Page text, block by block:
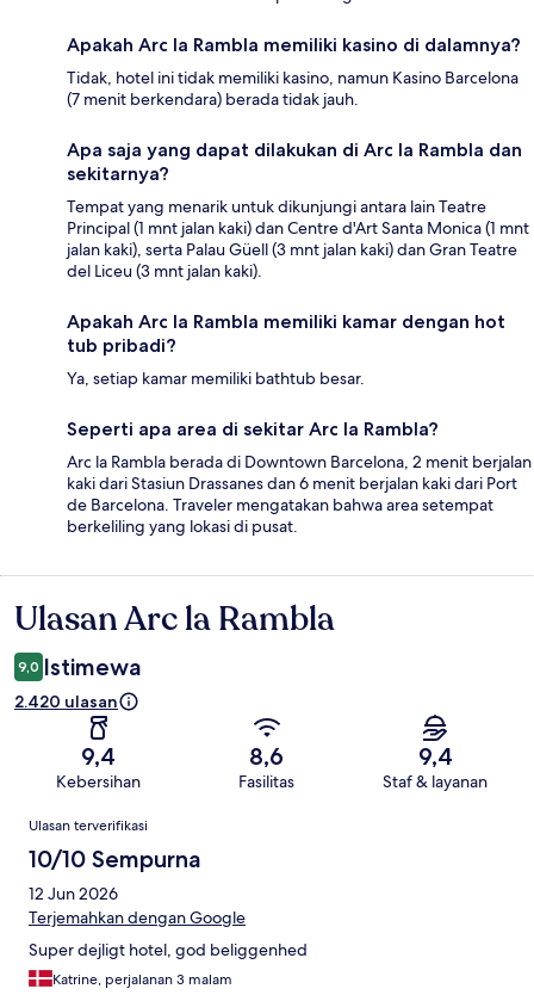
Apakah Arc la Rambla memiliki kasino di dalamnya?
Tidak, hotel ini tidak memiliki kasino, namun Kasino Barcelona
(7 menit berkendara) berada tidak jauh.
Apa saja yang dapat dilakukan di Arc la Rambla dan
sekitarnya?
Tempat yang menarik untuk dikunjungi antara lain Teatre
Principal (1 mnt jalan kaki) dan Centre d'Art Santa Monica (1 mnt
jalan kaki), serta Palau Güell (3 mnt jalan kaki) dan Gran Teatre
del Liceu (3 mnt jalan kaki).
Apakah Arc la Rambla memiliki kamar dengan hot
tub pribadi?
Ya, setiap kamar memiliki bathtub besar.
Seperti apa area di sekitar Arc la Rambla?
Arc la Rambla berada di Downtown Barcelona, 2 menit berjalan
kaki dari Stasiun Drassanes dan 6 menit berjalan kaki dari Port
de Barcelona. Traveler mengatakan bahwa area setempat
berkeliling yang lokasi di pusat.
Ulasan
Ulasan Arc la Rambla
9,0 Istimewa
2.420 ulasan
9,4
Kebersihan
8,6
Fasilitas
9,4
Staf & layanan
Ulasan
Ulasan terverifikasi
10/10 Sempurna
12 Jun 2026
Terjemahkan dengan Google
Super dejligt hotel, god beliggenhed
Katrine, perjalanan 3 malam